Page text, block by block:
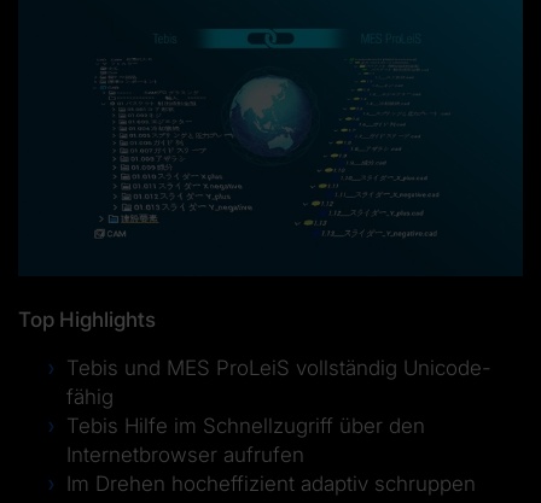
Top Highlights
Tebis und MES ProLeiS vollständig Unicode-
fähig
Tebis Hilfe im Schnellzugriff über den
Internetbrowser aufrufen
Im Drehen hocheffizient adaptiv schruppen